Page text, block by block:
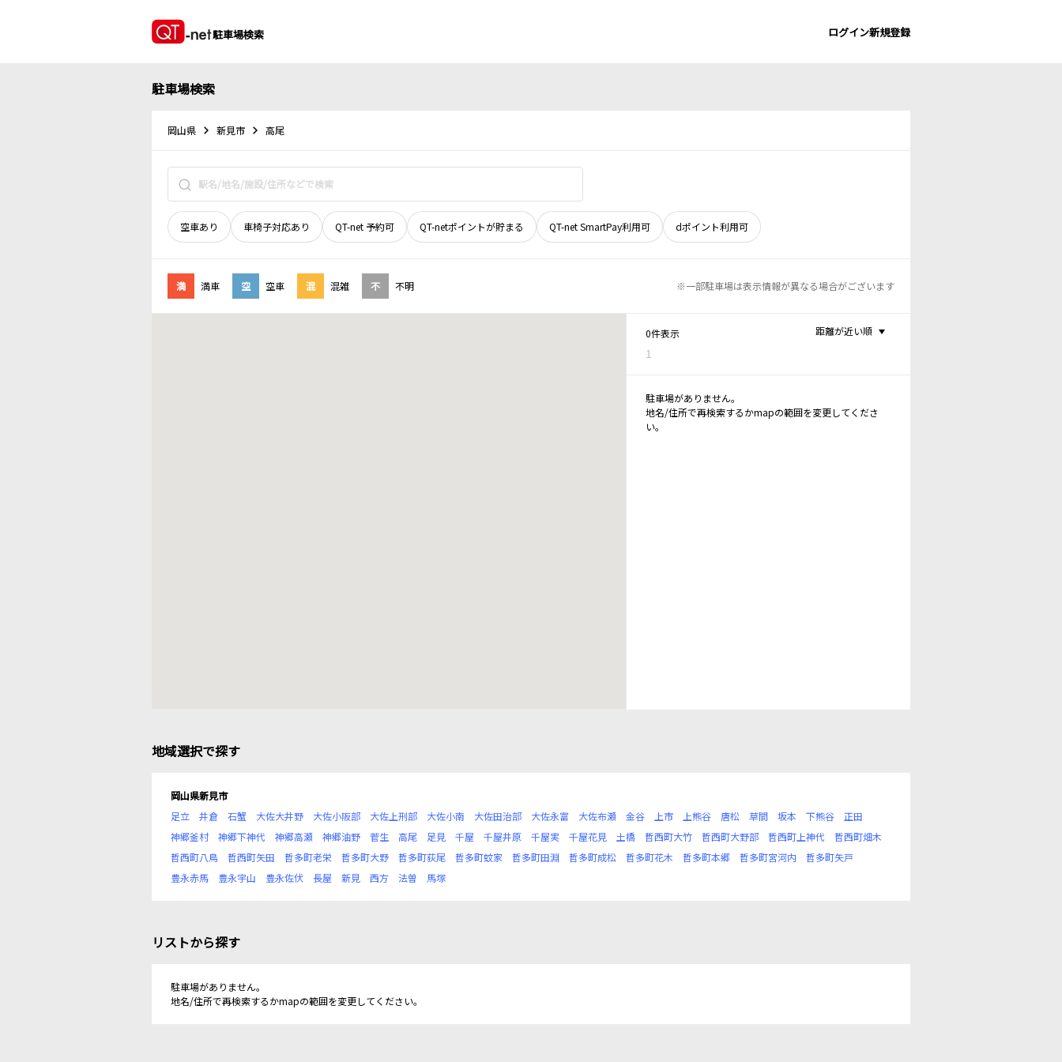
駐車場検索 ログイン新規登録
駐車場検索
岡山県 新見市 高尾
空車あり 車椅子対応あり QT-net 予約可 QT-netポイントが貯まる QT-net SmartPay利用可 dポイント利用可
満 満車 空 空車 混 混雑 不 不明 ※一部駐車場は表示情報が異なる場合がございます
0件表示
1
距離が近い順
駐車場がありません。
地名/住所で再検索するかmapの範囲を変更してくださ
い。
地域選択で探す
岡山県新見市
足立
井倉 石蟹 大佐大井野 大佐小阪部 大佐上刑部 大佐小南 大佐田治部 大佐永富 大佐布瀬 金谷 上市 上熊谷 唐松 草間 坂本 下熊谷
正田
神郷釜村
神郷下神代 神郷高瀬 神郷油野 菅生 高尾 足見 千屋 千屋井原 千屋実 千屋花見 土橋 哲西町大竹 哲西町大野部 哲西町上神代
哲西町畑木
哲西町八鳥
哲西町矢田 哲多町老栄 哲多町大野 哲多町荻尾 哲多町蚊家 哲多町田淵 哲多町成松 哲多町花木 哲多町本郷 哲多町宮河内
哲多町矢戸
豊永赤馬
豊永宇山 豊永佐伏 長屋 新見 西方 法曽 馬塚
リストから探す
駐車場がありません。
地名/住所で再検索するかmapの範囲を変更してください。